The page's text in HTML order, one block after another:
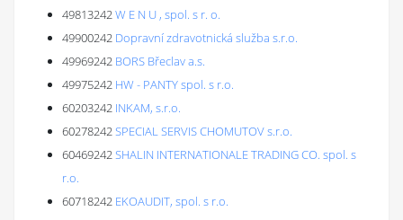
49813242W E N U , spol. s r. o.
49900242 Dopravní zdravotnická služba s.r.o.
49969242 BORS Břeclav a.s.
49975242 HW - PANTY spol. s r.o.
60203242 INKAM, s.r.o.
60278242SPECIAL SERVIS CHOMUTOV s.r.o.
60469242SHALIN INTERNATIONALE TRADING CO. spol. s
r.o.
60718242 EKOAUDIT, spol. s r.o.